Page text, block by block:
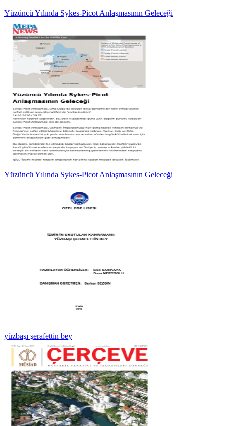
Yüzüncü Yılında Sykes-Picot Anlaşmasının Geleceği
Yüzüncü Yılında Sykes-Picot Anlaşmasının Geleceği
yüzbaşı şerafettin bey